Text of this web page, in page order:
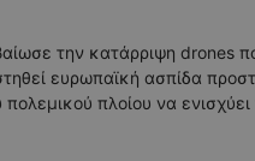
την κατάρριψη drones
ευρωπαϊκή ασπίδα
πλοίου να